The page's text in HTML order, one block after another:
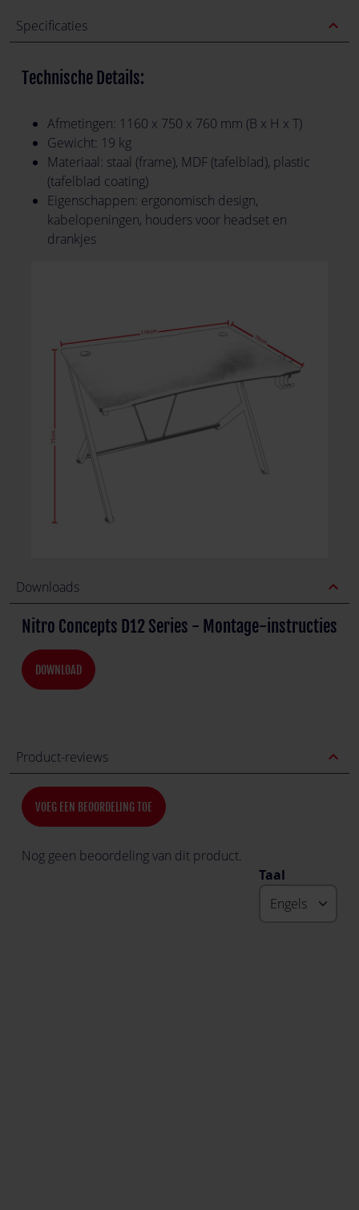
Specificaties expand_less
Technische Details:
Afmetingen: 1160 x 750 x 760 mm (B x H x T)
Gewicht: 19 kg
Materiaal: staal (frame), MDF (tafelblad), plastic
(tafelblad coating)
Eigenschappen: ergonomisch design,
kabelopeningen, houders voor headset en
drankjes
Downloads expand_less
Nitro Concepts D12 Series - Montage-instructies
DOWNLOAD
Product-reviews expand_less
VOEG EEN BEOORDELING TOE
Nog geen beoordeling van dit product.
Taal